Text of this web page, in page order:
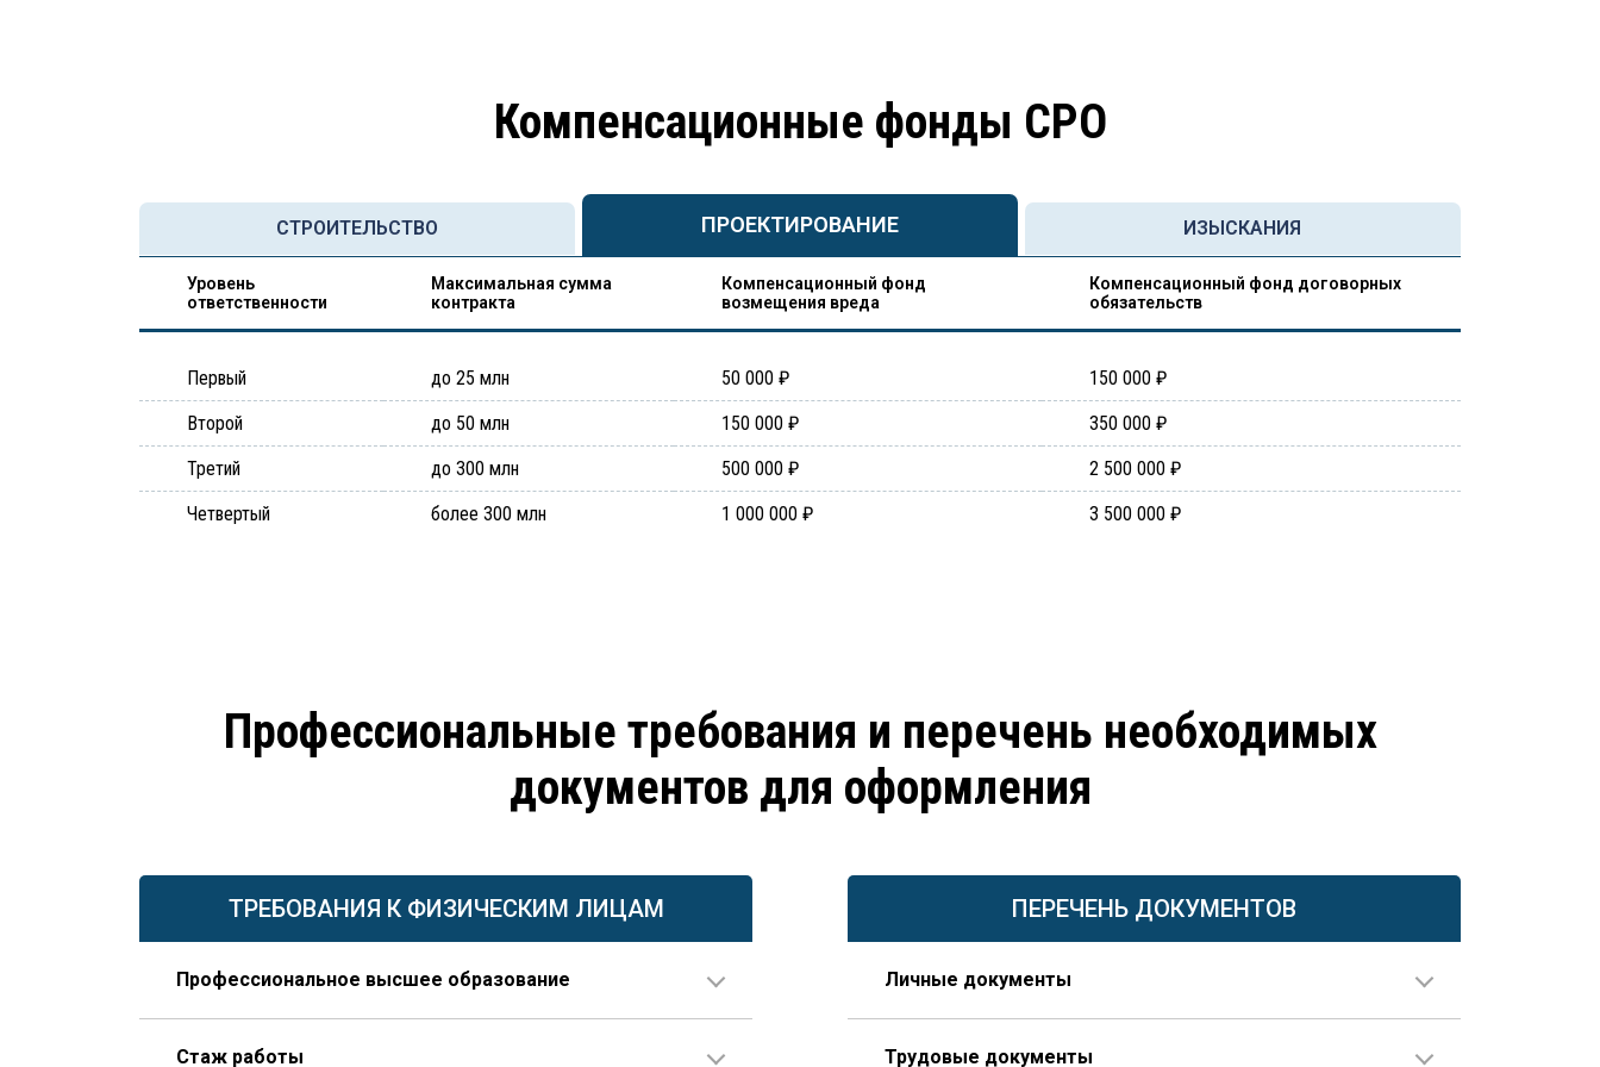
Компенсационные фонды СРО
СТРОИТЕЛЬСТВО ПРОЕКТИРОВАНИЕ ИЗЫСКАНИЯ
Уровень
ответственности
Максимальная сумма
контракта
Компенсационный фонд
возмещения вреда
Компенсационный фонд договорных
обязательств
Первый до 25 млн 50 000 ₽
150 000 ₽
Второй
до 50 млн 150 000 ₽
350 000 ₽
Третий
до 300 млн 500 000 ₽
2 500 000 ₽
Четвертый
более 300 млн 1 000 000 ₽ 3 500 000 ₽
Профессиональные требования и перечень необходимых
документов для оформления
ТРЕБОВАНИЯ К ФИЗИЧЕСКИМ ЛИЦАМ
Профессиональное высшее образование
Стаж работы
ПЕРЕЧЕНЬ ДОКУМЕНТОВ
Личные документы
Трудовые документы